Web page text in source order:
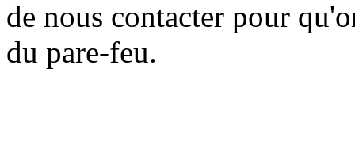
de nous contacter pour
du pare-feu.